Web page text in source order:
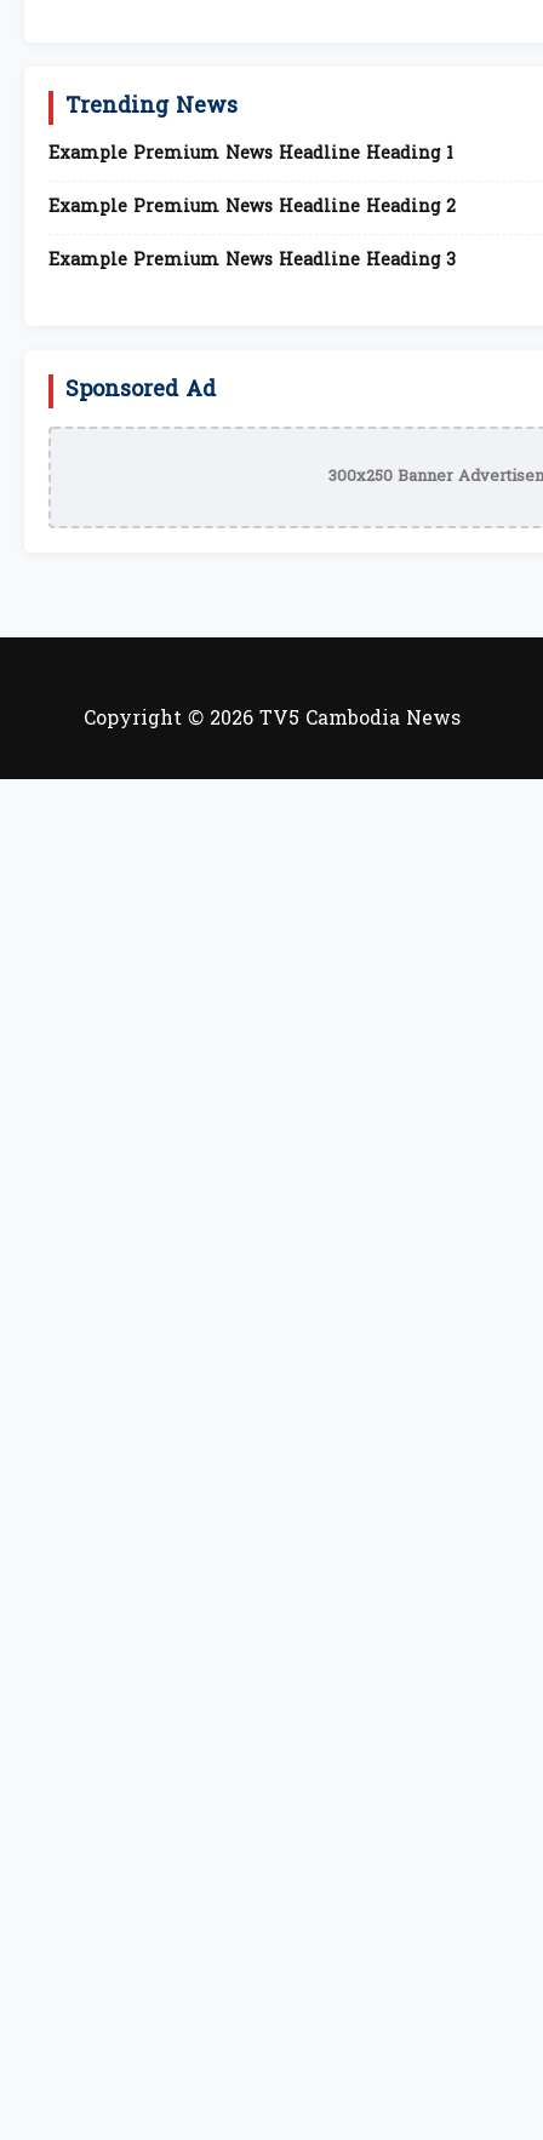
Trending News
Example Premium News Headline Heading 1
Example Premium News Headline Heading 2
Example Premium News Headline Heading 3
Sponsored Ad
300x250 Banner
Copyright © 2026 TV5 Cambodia News